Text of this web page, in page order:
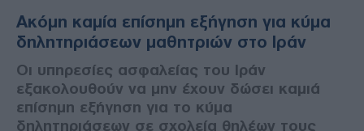
Ακόμη καμία επίσημη εξήγηση για κύμα
δηλητηριάσεων μαθητριών στο Ιράν
Οι υπηρεσίες ασφαλείας του Ιράν
εξακολουθούν να μην έχουν δώσει καμιά
επίσημη εξήγηση για το κύμα
δηλητηριάσεων σε σχολεία θηλέων τους